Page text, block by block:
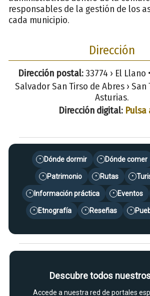
responsables de la gestión de los
cada municipio.
Dirección
Dirección postal:33774 › El Llano
Salvador San Tirso de Abres › San
Asturias.
Dirección digital: Pulsa
• Dónde dormir • Dónde comer
• Patrimonio • Rutas •
• Información práctica • Eventos
• Etnografía • Reseñas •
Descubre todos
Accede a nuestra red de portales